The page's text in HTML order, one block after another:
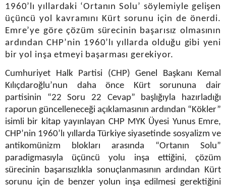
1960’lı yıllardaki ‘Ortanın Solu’ söylemiyle gelişen
üçüncü yol kavramını Kürt sorunu için de önerdi.
Emre’ye göre çözüm sürecinin başarısız olmasının
ardından CHP’nin 1960’lı yıllarda olduğu gibi yeni
bir yol inşa etmeyi başarması gerekiyor.
Cumhuriyet Halk Partisi (CHP) Genel Başkanı Kemal
Kılıçdaroğlu’nun daha önce Kürt sorununa dair
partisinin “22 Soru 22 Cevap” başlığıyla hazırladığı
raporun güncelleneceği açıklamasının ardından “Kökler”
isimli bir kitap yayınlayan CHP MYK Üyesi Yunus Emre,
CHP’nin 1960’lı yıllarda Türkiye siyasetinde sosyalizm ve
antikomünizm blokları arasında “Ortanın Solu”
paradigmasıyla üçüncü yolu inşa ettiğini, çözüm
sürecinin başarısızlıkla sonuçlanmasının ardından Kürt
sorunu için de benzer yolun inşa edilmesi gerektiğini